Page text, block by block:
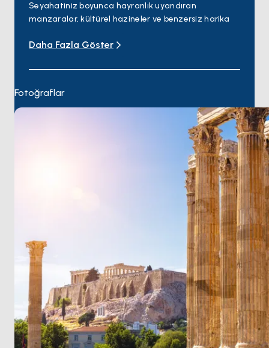
Seyahatiniz boyunca hayranlık uyandıran
manzaralar, kültürel hazineler ve benzersiz harika
Maceranıza demokrasi ve felsefeyi doğuran şehir
karmaşasından uzakta, geleneksel köylerin ve
gün batımları ve muhteşem manzaralarıyla ünlü
ikonik adaları ziyaret edin. Dünyaca ünlü plaj
kulüplerinde dans edin ve tertemiz plajlarda güneşin
tadını çıkarın. Antik kalıntıları, orta çağ kalelerini ve
renkli ada mimarisini keşfedin. Yöresel lezzetleri
Bu unutulmaz adalar arası macerada bize katılın ve
ömür boyu sürecek anılar yaratın. Atina Uluslararası
Havaalanı en yakın varış noktasıdır. Yolculuğunuzun
başında havalimanından yapacağınız kısa bir
transfer ile unutulmaz deniz maceranıza hızlı bir
şekilde atılabilirsiniz.
Daha Fazla Göster
Fotoğraflar